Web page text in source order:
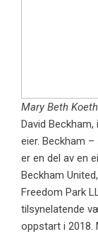
Mary Beth
David
eier. Beckham
er en del av en
Beckham
Freedom Park
tilsynelatende
oppstart i 2018.